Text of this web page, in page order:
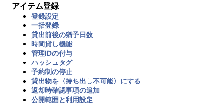
アイテム登録
登録設定
一括登録
貸出前後の猶予日数
時間貸し機能
管理IDの付与
ハッシュタグ
予約制の停止
貸出物を〈持ち出し不可能〉にする
返却時確認事項の追加
公開範囲と利用設定